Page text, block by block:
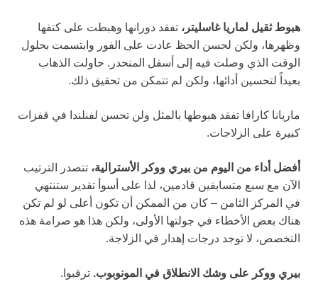
هبوط ثقيل لماريا غاسليتر، تفقد دورانها وهبطت على كتفها
وظهرها، ولكن لحسن الحظ عادت على الفور وابتسمت بحلول
الوقت الذي وصلت فيه إلى أسفل المنحدر. حاولت الذهاب
بعيداً لتحسين أدائها، ولكن لم تتمكن من تحقيق ذلك.
ماريانا كارافا تفقد هبوطها بالمثل ولن تحسن لفنلندا في قفزات
كبيرة على الزلاجات.
أفضل أداء من اليوم من بيري ووكر الأسترالية، تتصدر الترتيب
الآن مع سبع متسابقين قادمين، لذا على أسوأ تقدير ستنتهي
في المركز الثامن – كان من الممكن أن تكون أعلى لو لم تكن
هناك بعض الأخطاء في جولتها الأولى، ولكن هذا هو صرامة هذه
التخصص، لا توجد درجات إهدار في الزلاجة.
بيري ووكر على وشك الانطلاق في المونوبوب. ترقبوا.